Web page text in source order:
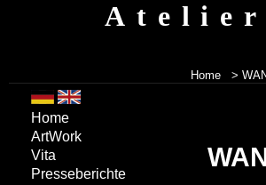
Home >
Home
ArtWork
Vita
Presseberichte